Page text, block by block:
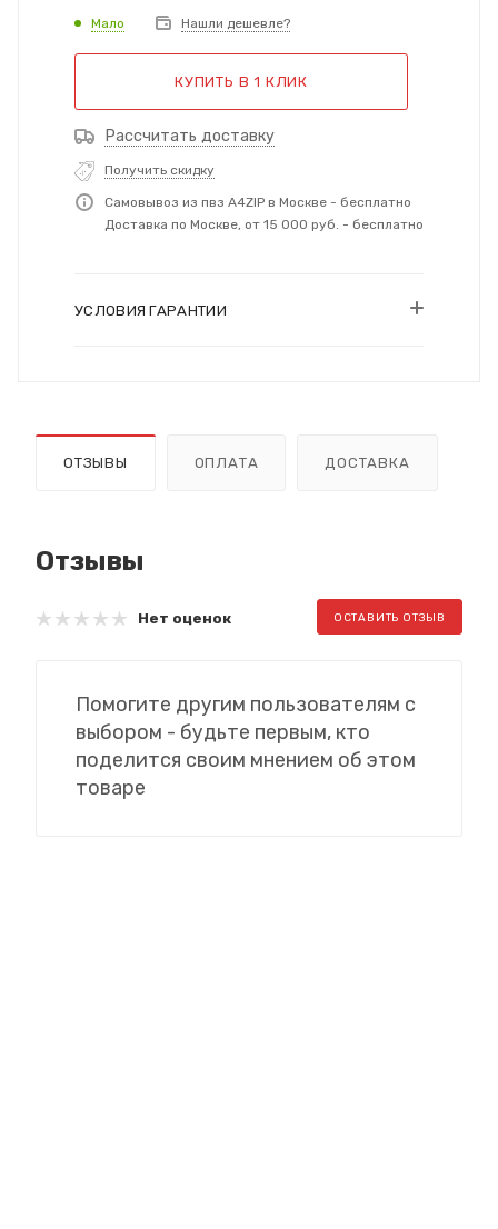
Мало Нашли дешевле?
КУПИТЬ В 1 КЛИК
Рассчитать доставку
Получить скидку
Самовывоз из пвз A4ZIP в Москве - бесплатно
Доставка по Москве, от 15 000 руб. - бесплатно
УСЛОВИЯ ГАРАНТИИ
ОТЗЫВЫ ОПЛАТА ДОСТАВКА
Отзывы
Нет оценок ОСТАВИТЬ ОТЗЫВ
Помогите другим пользователям с
выбором - будьте первым, кто
поделится своим мнением об этом
товаре